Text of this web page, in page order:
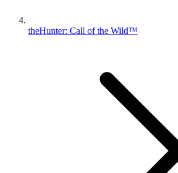
theHunter: Call of the Wild™